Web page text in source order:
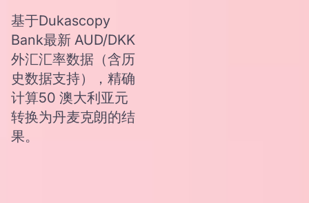
基于Dukascopy
Bank最新 AUD/DKK
外汇汇率数据（含历
史数据支持），精确
计算50 澳大利亚元
转换为丹麦克朗的结
果。